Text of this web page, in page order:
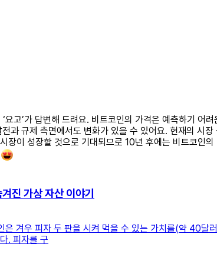
요고’가 답변해 드려요. 비트코인의 가격은 예측하기
과 규제 측면에서도 변화가 있을 수 있어요. 현재의 시
장이 성장할 것으로 기대되므로 10년 후에는 비트코인
진 가상 자산 이야기
겨우 피자 두 판을 시켜 먹을 수 있는 가치를(약 40달
. 피자를 구